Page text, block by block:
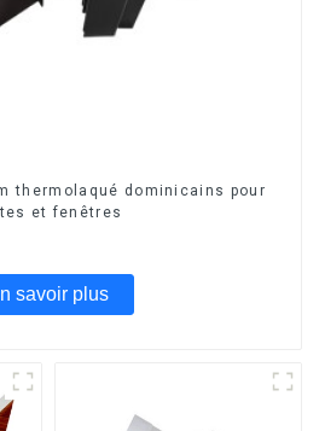
thermolaqué dominicains pour
et fenêtres
savoir plus